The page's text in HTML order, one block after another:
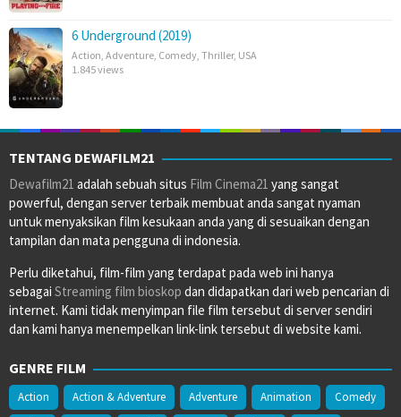
6 Underground (2019)
Action Adventure Comedy Thriller, USA
1.845 views
TENTANG DEWAFILM21
Dewafilm21 adalah sebuah situs Film Cinema21 yang sangat
powerful, dengan server terbaik membuat anda sangat nyaman
untuk menyaksikan film kesukaan anda yang di sesuaikan dengan
tampilan dan mata pengguna di indonesia.
Perlu diketahui, film-film yang terdapat pada web ini hanya
sebagai Streaming film bioskop dan didapatkan dari web pencarian di
internet. Kami tidak menyimpan file film tersebut di server sendiri
dan kami hanya menempelkan link-link tersebut di website kami.
GENRE FILM
Action Action & Adventure Adventure Animation
Comedy